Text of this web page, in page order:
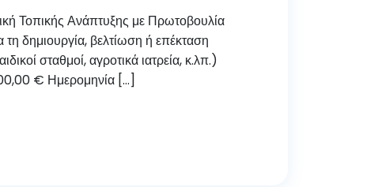
Ανάπτυξης με Πρωτοβουλία
δημιουργία, βελτίωση ή επέκταση
σταθμοί, αγροτικά ιατρεία, κ.λπ.)
€ Ημερομηνία […]